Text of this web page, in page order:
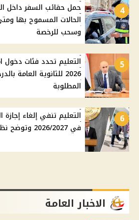
4
حمل حقائب السفر داخل
الحالات المسموح بها
وسحب للرخصة
5
التعليم تحدد فئات دخول
2026 للثانوية العامة
المطلوبة
6
التعليم تنفي إلغاء
في 2026/2027 وتوضح نظام الحضور
الاخبار العامة